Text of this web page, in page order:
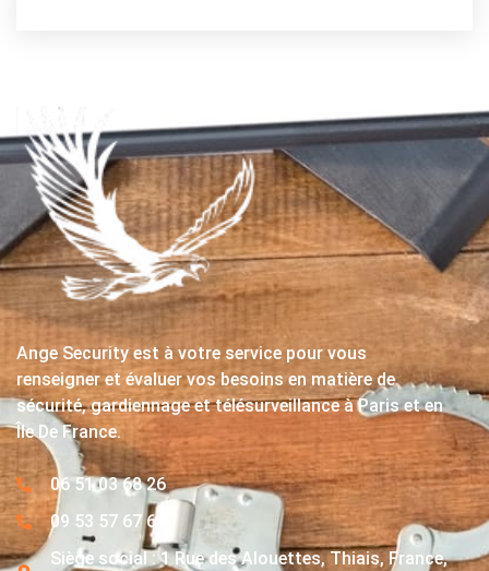
Ange Security est à votre service pour vous
renseigner et évaluer vos besoins en matière de
sécurité, gardiennage et télésurveillance à Paris et en
Île De France.
06 51 03 68 26
09 53 57 67 63
Siège social : 1 Rue des Alouettes, Thiais, France,